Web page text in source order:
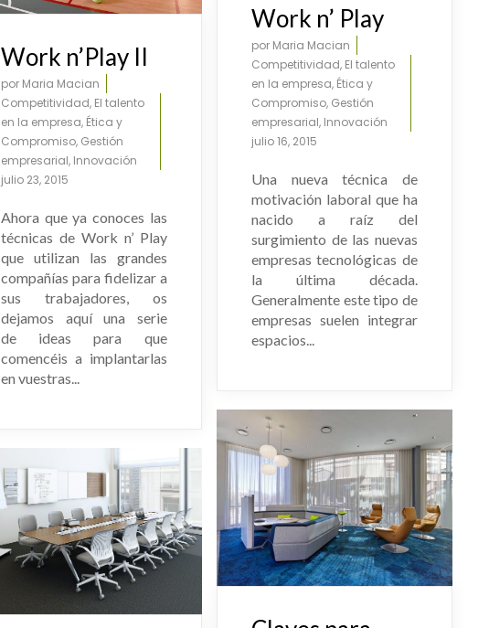
Home Office
Work n’Play II
por Maria Macian
Competitividad, El talento
en la empresa, Ética y
Compromiso, Gestión
empresarial, Innovación
julio 23, 2015
Ahora que ya conoces las
técnicas de Work n’ Play
que utilizan las grandes
compañías para fidelizar a
sus trabajadores, os
dejamos aquí una serie
de ideas para que
comencéis a implantarlas
en vuestras...
Work n’ Play
por Maria Macian
Competitividad, El talento
en la empresa, Ética y
Compromiso, Gestión
empresarial, Innovación
julio 16, 2015
Una nueva técnica de
motivación laboral que ha
nacido a raíz del
surgimiento de las nuevas
empresas tecnológicas de
la última década.
Generalmente este tipo de
empresas suelen integrar
espacios...